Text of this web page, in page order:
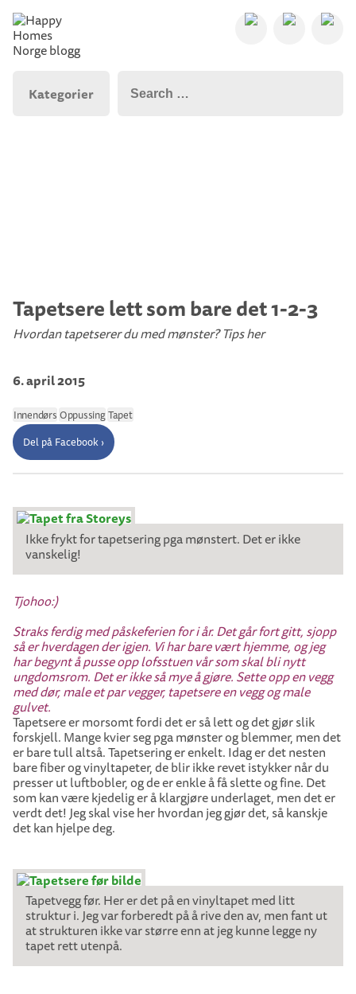
Kategorier
Tapetsere lett som bare det 1-2-3
Hvordan tapetserer du med mønster? Tips her
6. april 2015
Innendørs OppussingTapet
Del på Facebook ›
Ikke frykt for tapetsering pga mønstert. Det er ikke
vanskelig!
Tjohoo:)
Straks ferdig med påskeferien for i år. Det går fort gitt, sjopp
så er hverdagen der igjen. Vi har bare vært hjemme, og jeg
har begynt å pusse opp lofsstuen vår som skal bli nytt
ungdomsrom. Det er ikke så mye å gjøre. Sette opp en vegg
med dør, male et par vegger, tapetsere en vegg og male
gulvet.
Tapetsere er morsomt fordi det er så lett og det gjør slik
forskjell. Mange kvier seg pga mønster og blemmer, men det
er bare tull altså. Tapetsering er enkelt. Idag er det nesten
bare fiber og vinyltapeter, de blir ikke revet istykker når du
presser ut luftbobler, og de er enkle å få slette og fine. Det
som kan være kjedelig er å klargjøre underlaget, men det er
verdt det! Jeg skal vise her hvordan jeg gjør det, så kanskje
det kan hjelpe deg.
Tapetvegg før. Her er det på en vinyltapet med litt
struktur i. Jeg var forberedt på å rive den av, men fant ut
at strukturen ikke var større enn at jeg kunne legge ny
tapet rett utenpå.